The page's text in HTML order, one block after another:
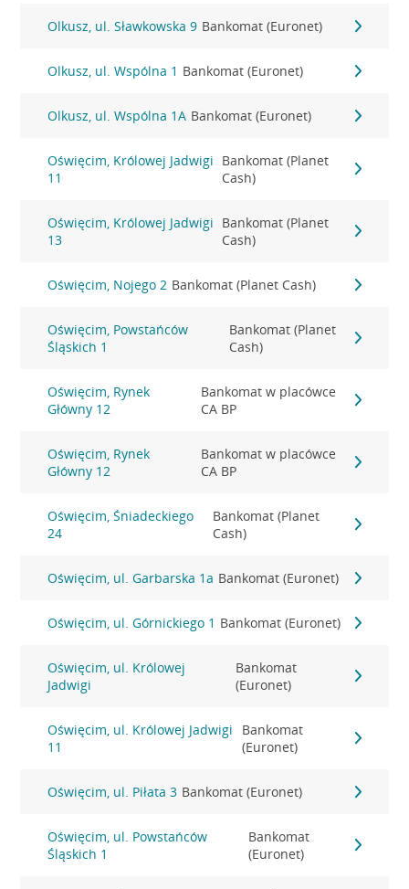
Olkusz, ul. Sławkowska 9 Bankomat (Euronet)
Olkusz, ul. Wspólna 1 Bankomat (Euronet)
Olkusz, ul. Wspólna 1A Bankomat (Euronet)
Oświęcim, Królowej Jadwigi
11
Bankomat (Planet
Cash)
Oświęcim, Królowej Jadwigi
13
Bankomat (Planet
Cash)
Oświęcim, Nojego 2 Bankomat (Planet Cash)
Oświęcim, Powstańców
Śląskich 1
Bankomat (Planet
Cash)
Oświęcim, Rynek
Główny 12
Bankomat w placówce
CA BP
Oświęcim, Rynek
Główny 12
Bankomat w placówce
CA BP
Oświęcim, Śniadeckiego
24
Bankomat (Planet
Cash)
Oświęcim, ul. Garbarska 1a Bankomat (Euronet)
Oświęcim, ul. Górnickiego 1 Bankomat (Euronet)
Oświęcim, ul. Królowej
Jadwigi
Bankomat
(Euronet)
Oświęcim, ul. Królowej Jadwigi
11
Bankomat
(Euronet)
Oświęcim, ul. Piłata 3 Bankomat (Euronet)
Oświęcim, ul. Powstańców
Śląskich 1
Bankomat
(Euronet)